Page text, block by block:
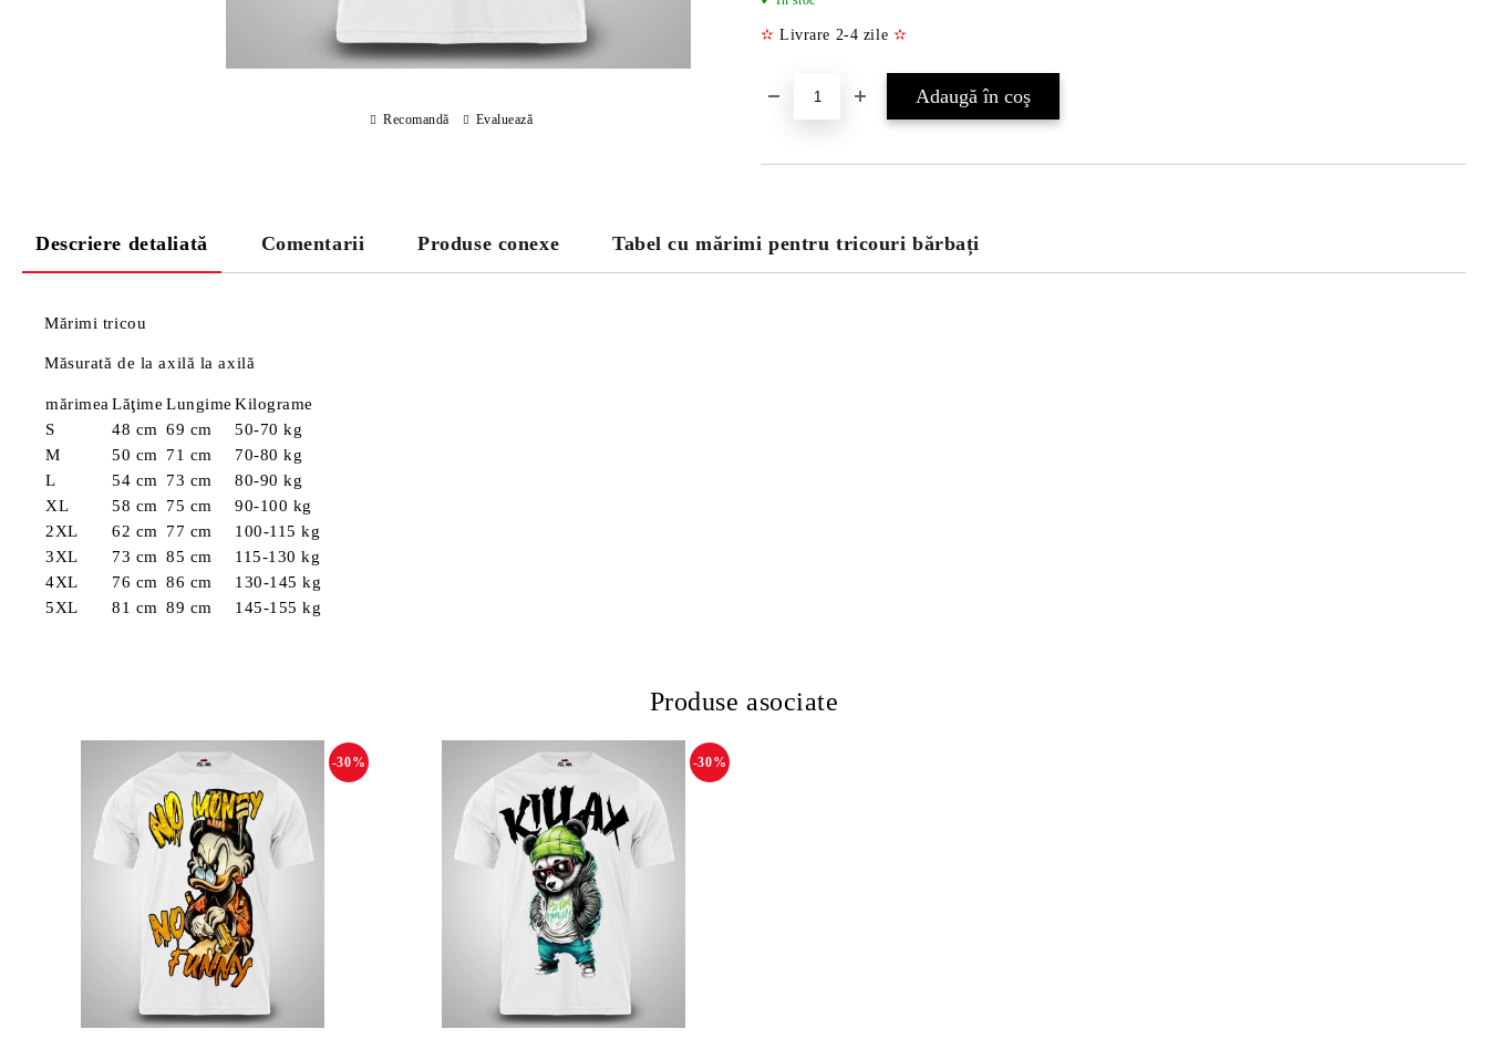
✫ Livrare 2-4 zile ✫
Recomandă Evaluează
Descriere detaliată Comentarii Produse conexe Tabel cu mărimi pentru tricouri bărbați
Mărimi tricou
Măsurată de la axilă la axilă
mărimea Lăţime Lungime Kilograme
S
48 cm 69 cm
50-70 kg
M
50 cm 71 cm
70-80 kg
L
54 cm 73 cm
80-90 kg
XL
58 cm 75 cm
90-100 kg
2XL
62 cm 77 cm
100-115 kg
3XL
73 cm 85 cm
115-130 kg
4XL
76 cm 86 cm
130-145 kg
5XL
81 cm 89 cm 145-155 kg
Produse asociate
-30% -30%